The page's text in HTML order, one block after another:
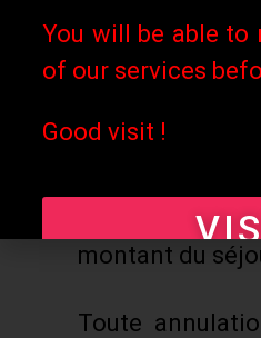
Toute
(30 jours) qui
montant du
Toute
You will be able to
of our services
Good visit !